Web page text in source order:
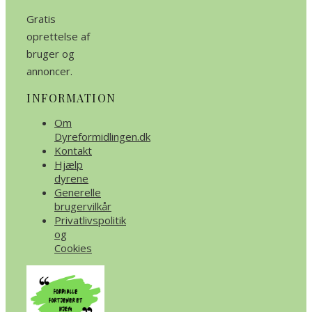
Gratis
oprettelse af
bruger og
annoncer.
INFORMATION
Om
Dyreformidlingen.dk
Kontakt
Hjælp
dyrene
Generelle
brugervilkår
Privatlivspolitik
og
Cookies